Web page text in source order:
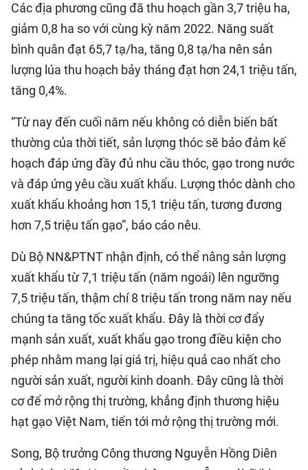
Các địa phương cũng đã thu hoạch gần 3,7 triệu ha,
giảm 0,8 ha so với cùng kỳ năm 2022. Năng suất
bình quân đạt 65,7 tạ/ha, tăng 0,8 tạ/ha nên sản
lượng lúa thu hoạch bảy tháng đạt hơn 24,1 triệu tấn,
tăng 0,4%.
“Từ nay đến cuối năm nếu không có diễn biến bất
thường của thời tiết, sản lượng thóc sẽ bảo đảm kế
hoạch đáp ứng đầy đủ nhu cầu thóc, gạo trong nước
và đáp ứng yêu cầu xuất khẩu. Lượng thóc dành cho
xuất khẩu khoảng hơn 15,1 triệu tấn, tương đương
hơn 7,5 triệu tấn gạo”, báo cáo nêu.
Dù Bộ NN&PTNT nhận định, có thể nâng sản lượng
xuất khẩu từ 7,1 triệu tấn (năm ngoái) lên ngưỡng
7,5 triệu tấn, thậm chí 8 triệu tấn trong năm nay nếu
chúng ta tăng tốc xuất khẩu. Đây là thời cơ đẩy
mạnh sản xuất, xuất khẩu gạo trong điều kiện cho
phép nhằm mang lại giá trị, hiệu quả cao nhất cho
người sản xuất, người kinh doanh. Đây cũng là thời
cơ để mở rộng thị trường, khẳng định thương hiệu
hạt gạo Việt Nam, tiến tới mở rộng thị trường mới.
Song, Bộ trưởng Công thương Nguyễn Hồng Diên